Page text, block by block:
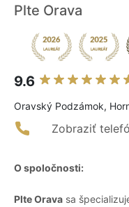
Plte Orava
9.6
Oravský Podzámok,
Zobraziť
O spoločnosti:
Plte Orava sa